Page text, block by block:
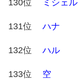
130位 ミシェル
131位 ハナ
132位 ハル
133位 空